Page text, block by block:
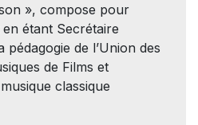
», compose pour
étant Secrétaire
pédagogie de l’Union des
de Films et
classique